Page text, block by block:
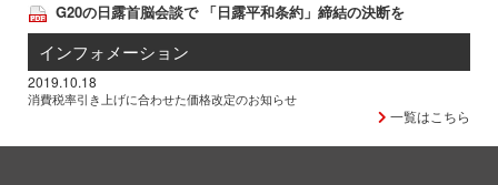
G20の日露首脳会談で 「日露平和条約」締結の決断を
インフォメーション
2019.10.18
消費税率引き上げに合わせた価格改定のお知らせ
一覧はこちら